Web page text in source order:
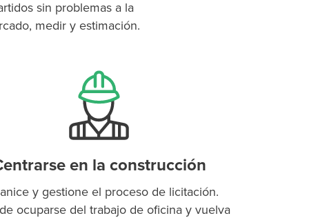
sin problemas a la
medir y estimación.
en la construcción
y gestione el proceso de licitación.
ocuparse del trabajo de oficina y vuelva